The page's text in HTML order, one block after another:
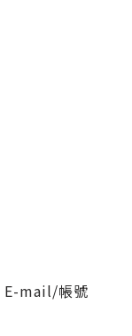
E-mail/帳號